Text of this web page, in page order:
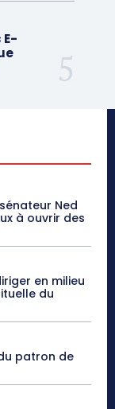
E-
Ned
à ouvrir des
en milieu
du
patron de